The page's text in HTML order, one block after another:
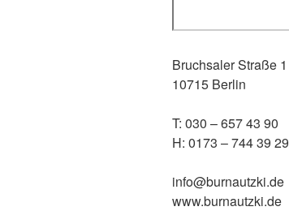
Bruchsaler Straße 1
10715 Berlin
T: 030 – 657 43 90
H: 0173 – 744 39 29
info@burnautzki.de
www.burnautzki.de